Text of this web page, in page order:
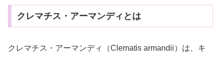
クレマチス・アーマンディとは
クレマチス・アーマンディ（Clematis armandii）は、キ